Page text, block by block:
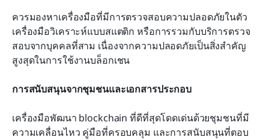
ควรมองหาเครื่องมือที่มีการตรวจสอบความปลอดภัยในตัว
เครื่องมือวิเคราะห์แบบสแตติก หรือการรวมกับบริการตรวจ
สอบจากบุคคลที่สาม เนื่องจากความปลอดภัยเป็นสิ่งสำคัญ
สูงสุดในการใช้งานบล็อกเชน
การสนับสนุนจากชุมชนและเอกสารประกอบ
เครื่องมือพัฒนา blockchain ที่ดีที่สุดโดดเด่นด้วยชุมชนที่มี
ความเคลื่อนไหว คู่มือที่ครอบคลุม และการสนับสนุนที่ตอบ